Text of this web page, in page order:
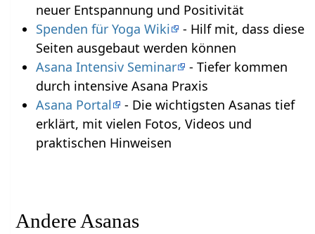
neuer Entspannung und Positivität
Spenden für Yoga Wiki
- Hilf mit, dass diese
Seiten ausgebaut werden können
Asana Intensiv Seminar
- Tiefer kommen
durch intensive Asana Praxis
Asana Portal
- Die wichtigsten Asanas tief
erklärt, mit vielen Fotos, Videos und
praktischen Hinweisen
Andere Asanas